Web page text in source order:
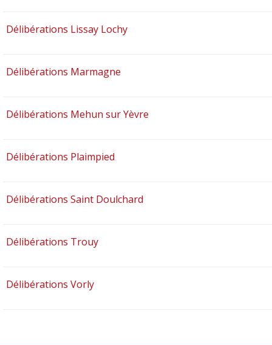
Délibérations Lissay Lochy
Délibérations Marmagne
Délibérations Mehun sur Yèvre
Délibérations Plaimpied
Délibérations Saint Doulchard
Délibérations Trouy
Délibérations Vorly